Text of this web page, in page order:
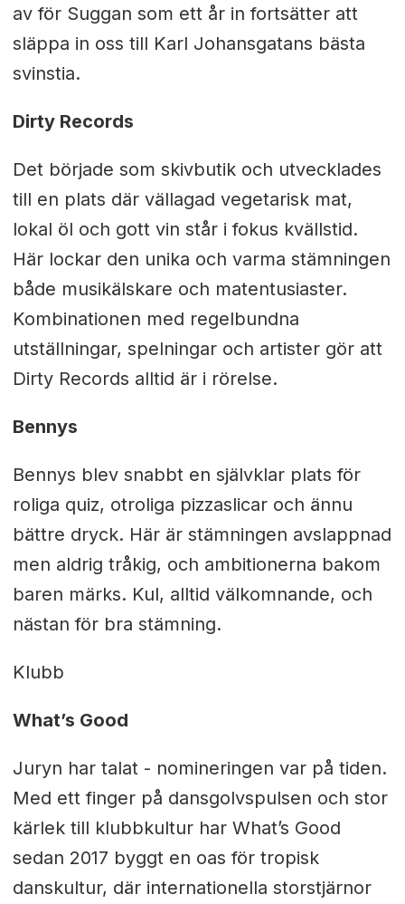
av för Suggan som ett år in fortsätter att
släppa in oss till Karl Johansgatans bästa
svinstia.
Dirty Records
Det började som skivbutik och utvecklades
till en plats där vällagad vegetarisk mat,
lokal öl och gott vin står i fokus kvällstid.
Här lockar den unika och varma stämningen
både musikälskare och matentusiaster.
Kombinationen med regelbundna
utställningar, spelningar och artister gör att
Dirty Records alltid är i rörelse.
Bennys
Bennys blev snabbt en självklar plats för
roliga quiz, otroliga pizzaslicar och ännu
bättre dryck. Här är stämningen avslappnad
men aldrig tråkig, och ambitionerna bakom
baren märks. Kul, alltid välkomnande, och
nästan för bra stämning.
Klubb
What’s Good
Juryn har talat - nomineringen var på tiden.
Med ett finger på dansgolvspulsen och stor
kärlek till klubbkultur har What’s Good
sedan 2017 byggt en oas för tropisk
danskultur, där internationella storstjärnor